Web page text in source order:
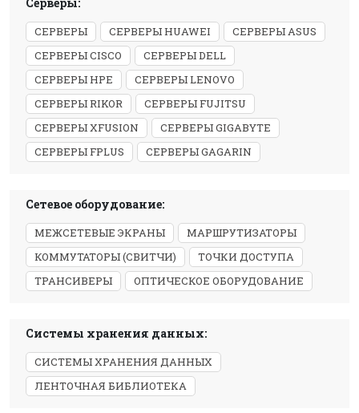
СЕРВЕРЫ СЕРВЕРЫ HUAWEI
СЕРВЕРЫ ASUS
СЕРВЕРЫ CISCO
СЕРВЕРЫ DELL
СЕРВЕРЫ HPE
СЕРВЕРЫ LENOVO
СЕРВЕРЫ RIKOR
СЕРВЕРЫ FUJITSU
СЕРВЕРЫ XFUSION
СЕРВЕРЫ GIGABYTE
СЕРВЕРЫ FPLUS
СЕРВЕРЫ GAGARIN
Сетевое оборудование:
МЕЖСЕТЕВЫЕ ЭКРАНЫ
МАРШРУТИЗАТОРЫ
КОММУТАТОРЫ (СВИТЧИ)
ТОЧКИ ДОСТУПА
ТРАНСИВЕРЫ
ОПТИЧЕСКОЕ ОБОРУДОВАНИЕ
Системы хранения данных:
СИСТЕМЫ ХРАНЕНИЯ ДАННЫХ
ЛЕНТОЧНАЯ БИБЛИОТЕКА